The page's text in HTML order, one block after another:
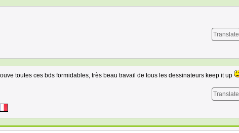
Translate
toutes ces bds formidables, très beau travail de tous les dessinateurs keep it up
Translate